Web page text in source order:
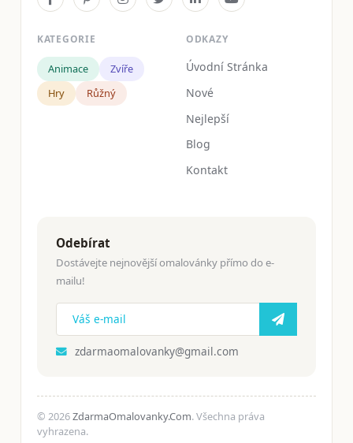
KATEGORIE
Animace
Zvíře
Hry
Růžný
ODKAZY
Úvodní Stránka
Nové
Nejlepší
Blog
Kontakt
Odebírat
Dostávejte nejnovější omalovánky přímo do e-
mailu!
zdarmaomalovanky@gmail.com
© 2026ZdarmaOmalovanky.Com. Všechna práva
vyhrazena.